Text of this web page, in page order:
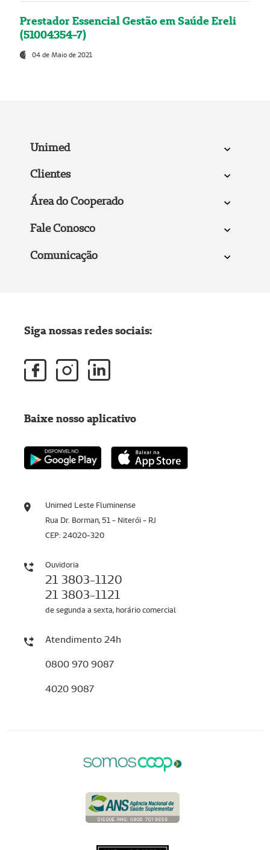
Prestador Essencial Gestão em Saúde Ereli
(51004354-7)
04 de Maio de 2021
Unimed
Clientes
Área do Cooperado
Fale Conosco
Comunicação
Unimed Leste Fluminense
Rua Dr. Borman, 51 - Niterói - RJ
CEP: 24020-320
Ouvidoria
21 3803-1120
21 3803-1121
de segunda a sexta, horário comercial
Atendimento 24h
0800 970 9087
4020 9087
Siga nossas redes sociais:
Baixe nosso aplicativo